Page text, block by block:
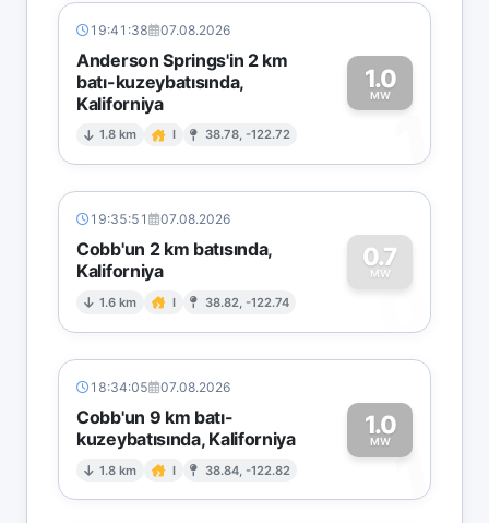
19:41:38 07.08.2026
Anderson Springs'in 2 km
batı-kuzeybatısında,
Kaliforniya
1.8 km I 38.78, -122.72
1.0
MW
1
19:35:51 07.08.2026
Cobb'un 2 km batısında,
Kaliforniya
1.6 km I 38.82, -122.74
0.7
MW
0
18:34:05 07.08.2026
Cobb'un 9 km batı-
kuzeybatısında, Kaliforniya
1.8 km I 38.84, -122.82
1.0
MW1